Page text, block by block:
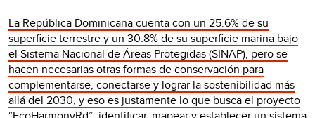
La República Dominicana cuenta con un 25.6% de su
superficie terrestre y un 30.8% de su superficie marina bajo
el Sistema Nacional de Áreas Protegidas (SINAP), pero se
hacen necesarias otras formas de conservación para
complementarse, conectarse y lograr la sostenibilidad más
allá del 2030, y eso es justamente lo que busca el proyecto